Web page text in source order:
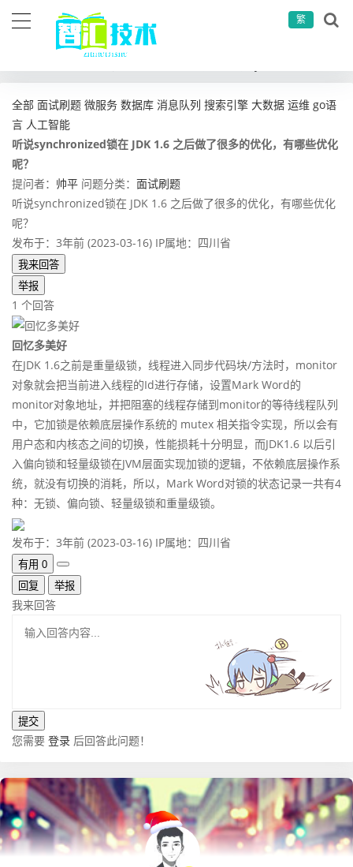
繁
全部 面试刷题 微服务 数据库 消息队列 搜索引擎 大数据 运维 go语
言 人工智能
听说synchronized锁在 JDK 1.6 之后做了很多的优化，有哪些优化
呢？
提问者： 帅平 问题分类： 面试刷题
听说synchronized锁在 JDK 1.6 之后做了很多的优化，有哪些优化
呢？
发布于：3年前 (2023-03-16) IP属地：四川省
我来回答
举报
1 个回答
回忆多美好
在JDK 1.6之前是重量级锁，线程进入同步代码块/方法时，monitor
对象就会把当前进入线程的Id进行存储，设置Mark Word的
monitor对象地址，并把阻塞的线程存储到monitor的等待线程队列
中，它加锁是依赖底层操作系统的 mutex 相关指令实现，所以会有
用户态和内核态之间的切换，性能损耗十分明显，而JDK1.6 以后引
入偏向锁和轻量级锁在JVM层面实现加锁的逻辑，不依赖底层操作系
统，就没有切换的消耗，所以，Mark Word对锁的状态记录一共有4
种：无锁、偏向锁、轻量级锁和重量级锁。
发布于：3年前 (2023-03-16) IP属地：四川省
有用 0
回复
举报
我来回答
您需要 登录 后回答此问题！